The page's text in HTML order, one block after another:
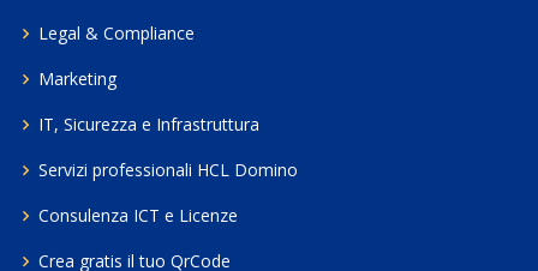
Legal & Compliance
Marketing
IT, Sicurezza e Infrastruttura
Servizi professionali HCL Domino
Consulenza ICT e Licenze
Crea gratis il tuo QrCode